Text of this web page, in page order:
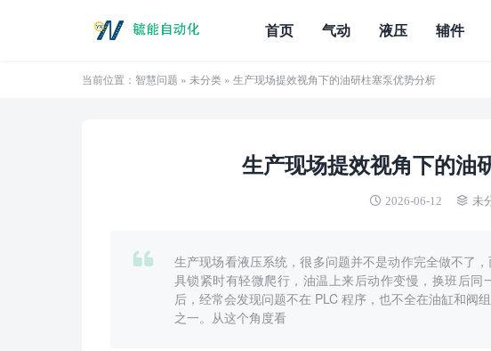
首页 气动 液压 辅件
当前位置： 智慧问题 » 未分类 » 生产现场提效视角下的油研柱塞泵优势分析
生产现场提效视角下的油
2026-06-12 未
生产现场看液压系统，很多问题并不是动作完全做不了
具锁紧时有轻微爬行，油温上来后动作变慢，换班后
后，经常会发现问题不在 PLC 程序，也不全在油缸和阀
之一。从这个角度看